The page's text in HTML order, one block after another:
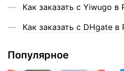
Как заказать с Yiwugo в
Как заказать с DHgate в
Популярное